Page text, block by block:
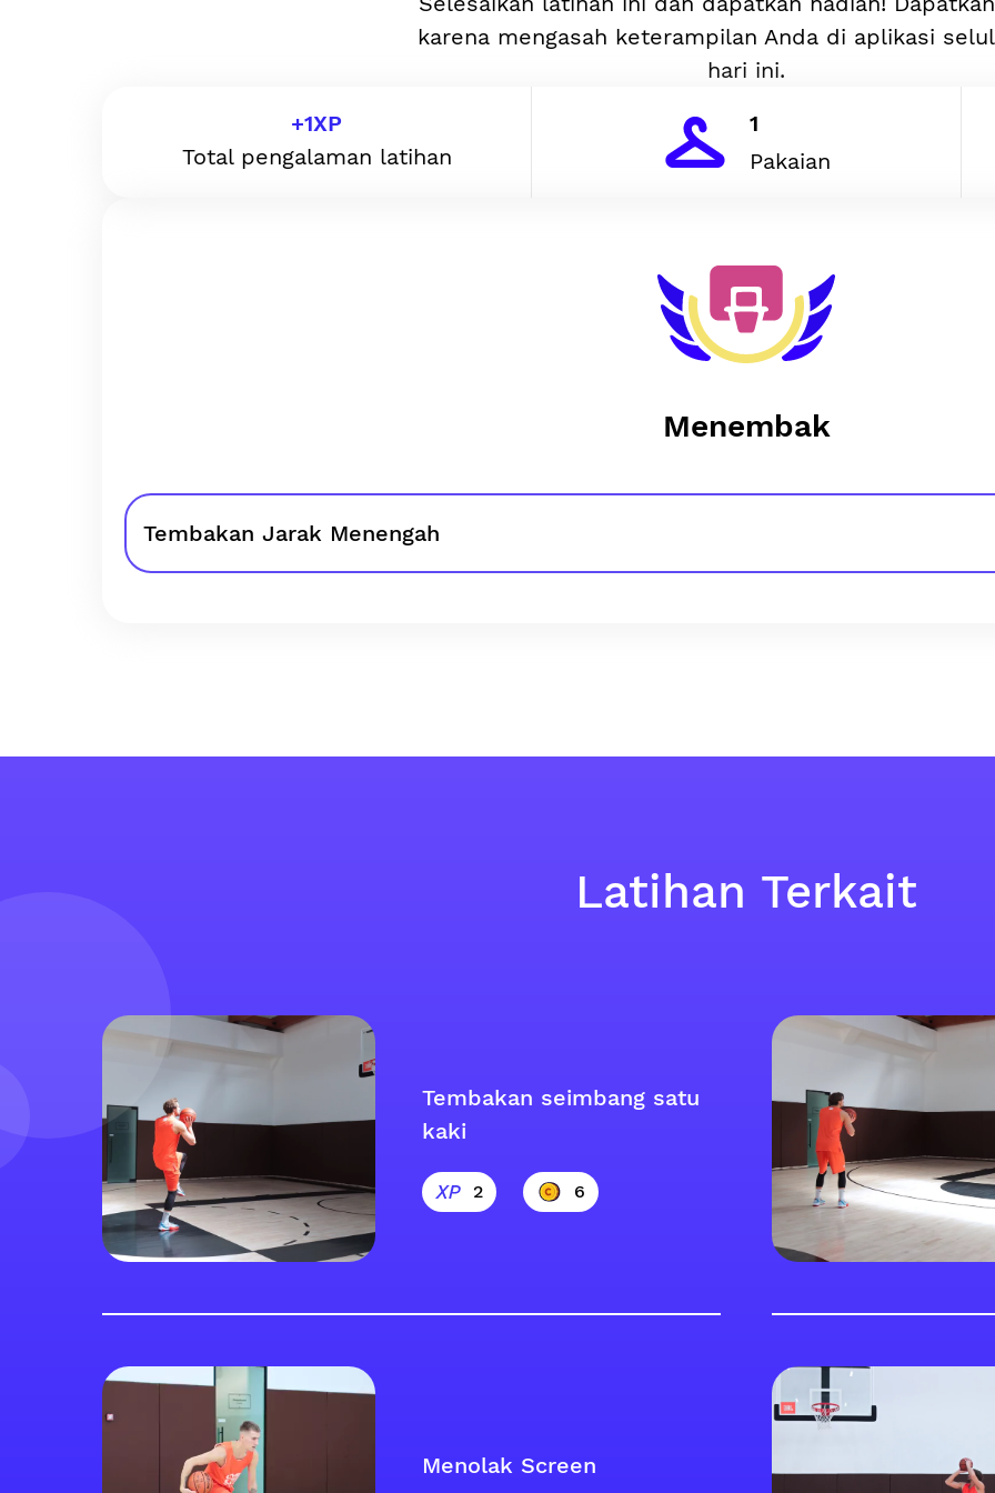
karena mengasah keterampilan Anda di aplikasi
hari ini.
+1XP
Total pengalaman latihan
1
Pakaian
Menembak
Tembakan Jarak Menengah
Latihan Terkait
Tembakan seimbang satu
kaki
2 6
Menolak Screen